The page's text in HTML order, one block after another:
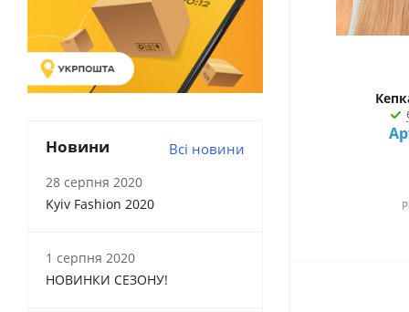
молочний (
перлинний (6)
персиковий (6)
помаранчевий (
сірий (5
синій (
хакі (1 )
червоний (11)
Новини Всі новини
28 серпня 2020
Kyiv Fashion 2020
1 серпня 2020
НОВИНКИ СЕЗОНУ!